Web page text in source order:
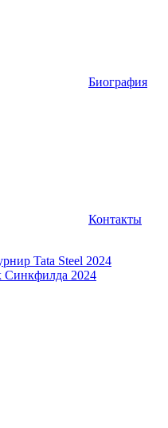
Биография
Контакты
Tata Steel 2024
Синкфилда 2024